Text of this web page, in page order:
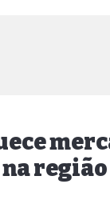
região